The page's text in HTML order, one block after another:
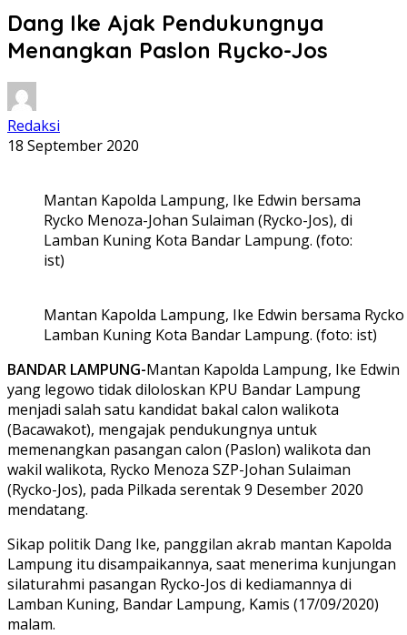
Dang Ike Ajak Pendukungnya
Menangkan Paslon Rycko-Jos
Redaksi
18 September 2020
Mantan Kapolda Lampung, Ike Edwin bersama
Rycko Menoza-Johan Sulaiman (Rycko-Jos), di
Lamban Kuning Kota Bandar Lampung. (foto:
ist)
Mantan Kapolda Lampung, Ike Edwin bersama
Lamban Kuning Kota Bandar Lampung. (foto: ist)
BANDAR LAMPUNG-Mantan Kapolda Lampung, Ike Edwin
yang legowo tidak diloloskan KPU Bandar Lampung
menjadi salah satu kandidat bakal calon walikota
(Bacawakot), mengajak pendukungnya untuk
memenangkan pasangan calon (Paslon) walikota dan
wakil walikota, Rycko Menoza SZP-Johan Sulaiman
(Rycko-Jos), pada Pilkada serentak 9 Desember 2020
mendatang.
Sikap politik Dang Ike, panggilan akrab mantan Kapolda
Lampung itu disampaikannya, saat menerima kunjungan
silaturahmi pasangan Rycko-Jos di kediamannya di
Lamban Kuning, Bandar Lampung, Kamis (17/09/2020)
malam.